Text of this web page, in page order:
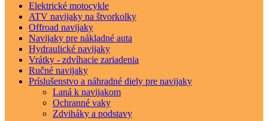
Elektrické motocykle
ATV navijaky na štvorkolky
Offroad navijaky
Navijaky pre nákladné auta
Hydraulické navijaky
Vrátky - zdvíhacie zariadenia
Ručné navijaky
Príslušenstvo a náhradné diely pre navijaky
Laná k navijakom
Ochranné vaky
Zdviháky a podstavy